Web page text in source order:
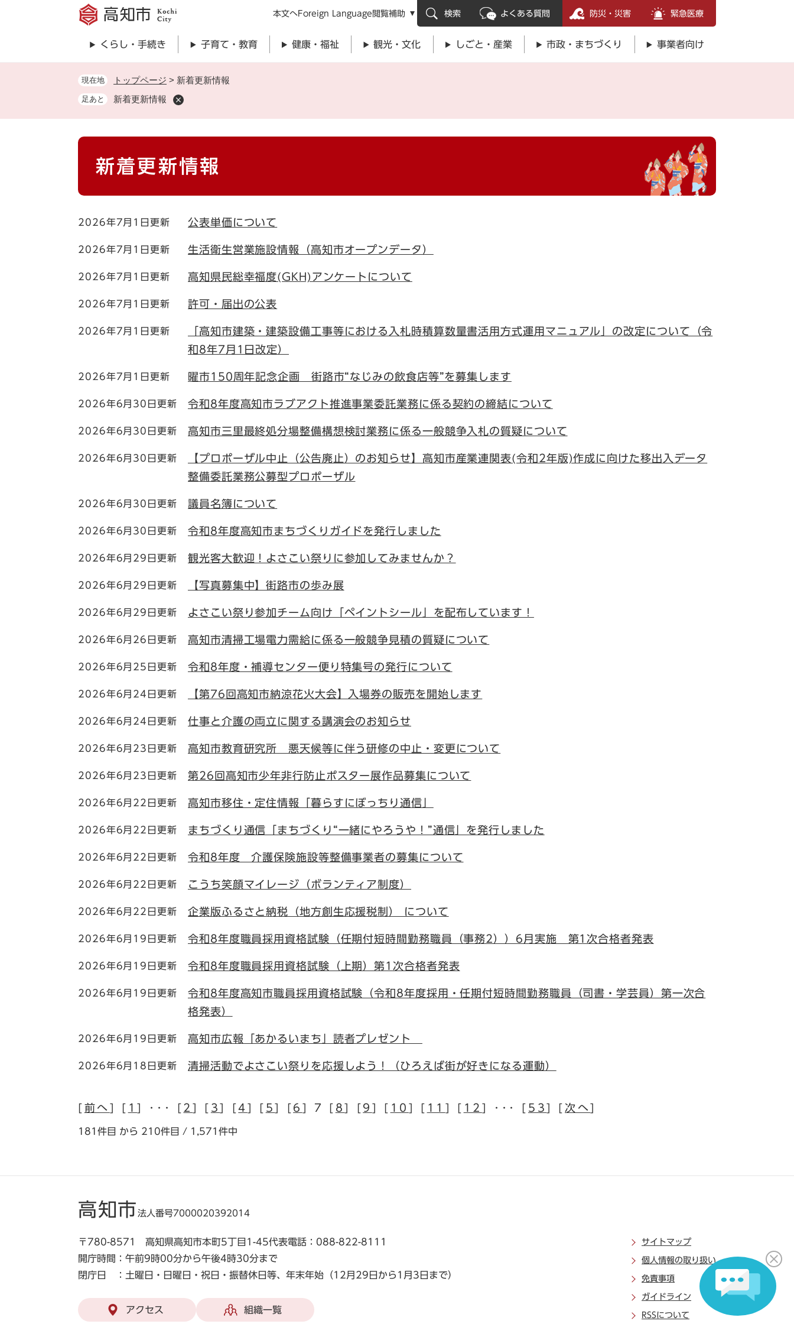
先
。
メニューを飛ばして本文へ
本文へForeign Language 閲覧補助 検索 よくある質問 防災・災害 緊急医療
くらし・手続き 子育て・教育 健康・福祉 観光・文化 しごと・産業 市政・まちづくり 事業者向け
現在地 トップページ > 新着更新情報
足あと 新着更新情報
本
新着更新情報
2026年7月1日更新 公表単価について
2026年7月1日更新 生活衛生営業施設情報（高知市オープンデータ）
2026年7月1日更新 高知県民総幸福度(GKH)アンケートについて
2026年7月1日更新 許可・届出の公表
2026年7月1日更新
「高知市建築・建築設備工事等における入札時積算数量書活用方式運用マニュアル」の改定について（令
和8年7月1日改定）
2026年7月1日更新 曜市150周年記念企画 街路市“なじみの飲食店等”を募集します
2026年6月30日更新 令和8年度高知市ラブアクト推進事業委託業務に係る契約の締結について
2026年6月30日更新 高知市三里最終処分場整備構想検討業務に係る一般競争入札の質疑について
2026年6月30日更新
【プロポーザル中止（公告廃止）のお知らせ】高知市産業連関表(令和2年版)作成に向けた移出入データ
整備委託業務公募型プロポーザル
2026年6月30日更新 議員名簿について
2026年6月30日更新 令和8年度高知市まちづくりガイドを発行しました
2026年6月29日更新 観光客大歓迎！よさこい祭りに参加してみませんか？
2026年6月29日更新 【写真募集中】街路市の歩み展
2026年6月29日更新 よさこい祭り参加チーム向け「ペイントシール」を配布しています！
2026年6月26日更新 高知市清掃工場電力需給に係る一般競争見積の質疑について
2026年6月25日更新 令和8年度・補導センター便り特集号の発行について
2026年6月24日更新 【第76回高知市納涼花火大会】入場券の販売を開始します
2026年6月24日更新 仕事と介護の両立に関する講演会のお知らせ
2026年6月23日更新 高知市教育研究所 悪天候等に伴う研修の中止・変更について
2026年6月23日更新 第26回高知市少年非行防止ポスター展作品募集について
2026年6月22日更新 高知市移住・定住情報「暮らすにぼっちり通信」
2026年6月22日更新 まちづくり通信「まちづくり“一緒にやろうや！”通信」を発行しました
2026年6月22日更新 令和8年度 介護保険施設等整備事業者の募集について
2026年6月22日更新 こうち笑顔マイレージ（ボランティア制度）
2026年6月22日更新 企業版ふるさと納税（地方創生応援税制） について
2026年6月19日更新 令和8年度職員採用資格試験（任期付短時間勤務職員（事務2））6月実施 第1次合格者発表
2026年6月19日更新 令和8年度職員採用資格試験（上期）第1次合格者発表
2026年6月19日更新
令和8年度高知市職員採用資格試験（令和8年度採用・任期付短時間勤務職員（司書・学芸員）第一次合
格発表）
2026年6月19日更新 高知市広報「あかるいまち」読者プレゼント
2026年6月18日更新 清掃活動でよさこい祭りを応援しよう！（ひろえば街が好きになる運動）
[ 前へ ] [ 1] ･･･ [ 2] [ 3] [4 ] [ 5] [ 6 ] 7 [ 8] [ 9 ] [ 10 ] [ 11 ] [ 12 ] ･･･ [ 53] [次へ]
181件目 から 210件目 / 1,571件中
高知市 法人番号7000020392014
〒780-8571 高知県高知市本町5丁目1-45代表電話：088-822-8111
開庁時間：午前9時00分から午後4時30分まで
閉庁日 ：土曜日・日曜日・祝日・振替休日等、年末年始（12月29日から1月3日まで）
アクセス 組織一覧
サイトマップ
個人情報の取り扱い
免責事項
ガイドライン
RSSについて